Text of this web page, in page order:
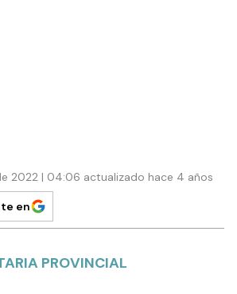
2022 | 04:06 actualizado hace 4 años
en
PROVINCIAL